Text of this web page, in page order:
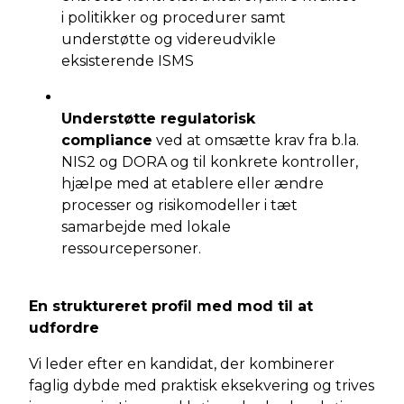
i politikker og procedurer samt
understøtte og videreudvikle
eksisterende ISMS
Understøtte regulatorisk
compliance ved at omsætte krav fra b.la.
NIS2 og DORA og til konkrete kontroller,
hjælpe med at etablere eller ændre
processer og risikomodeller i tæt
samarbejde med lokale
ressourcepersoner.
En struktureret profil med mod til at
udfordre
Vi leder efter en kandidat, der kombinerer
faglig dybde med praktisk eksekvering og trives